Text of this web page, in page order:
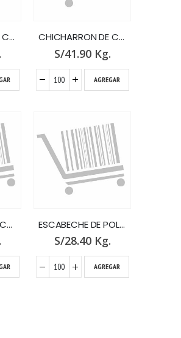
CHICHARRON DE CHANCHO SOLO x GR. CHICHARRON DE CHANCHO x GR.
S/41.90 Kg.
AGREGAR
ENSALADA TROPICAL x GR. ESCABECHE DE POLLO A LA LIME?A x GR
S/28.40 Kg.
AGREGAR